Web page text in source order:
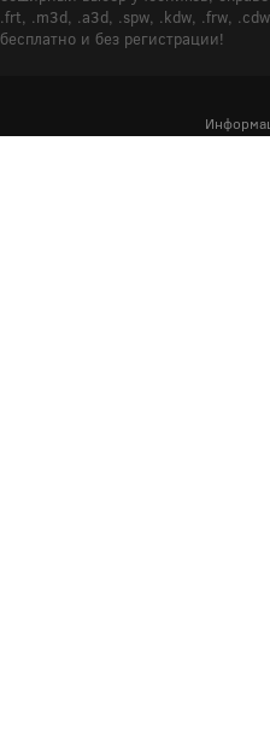
.frt, .m3d, .a3d, .spw, .kdw, .frw,
бесплатно и без регистрации!